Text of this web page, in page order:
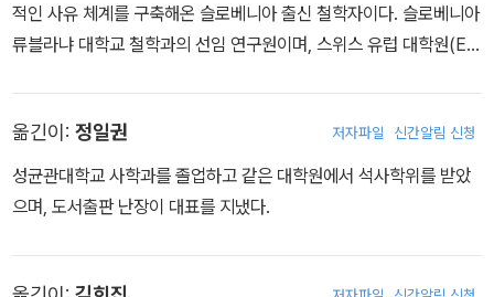
적인 사유 체계를 구축해온 슬로베니아 출신 철학자이다. 슬로베니아
류블라냐 대학교 철학과의 선임 연구원이며, 스위스 유럽 대학원(Eur
보유하고 있다. 주요 저서로 『진보에 반대한다』, 『잉여 향유』, 『멈춰
라, 생각하라』, 『이데올로기의 숭고한 대상』 등이 있다.
옮긴이: 정일권 저자파일 신간알림 신청
성균관대학교 사학과를 졸업하고 같은 대학원에서 석사학위를 받았
으며, 도서출판 난장이 대표를 지냈다.